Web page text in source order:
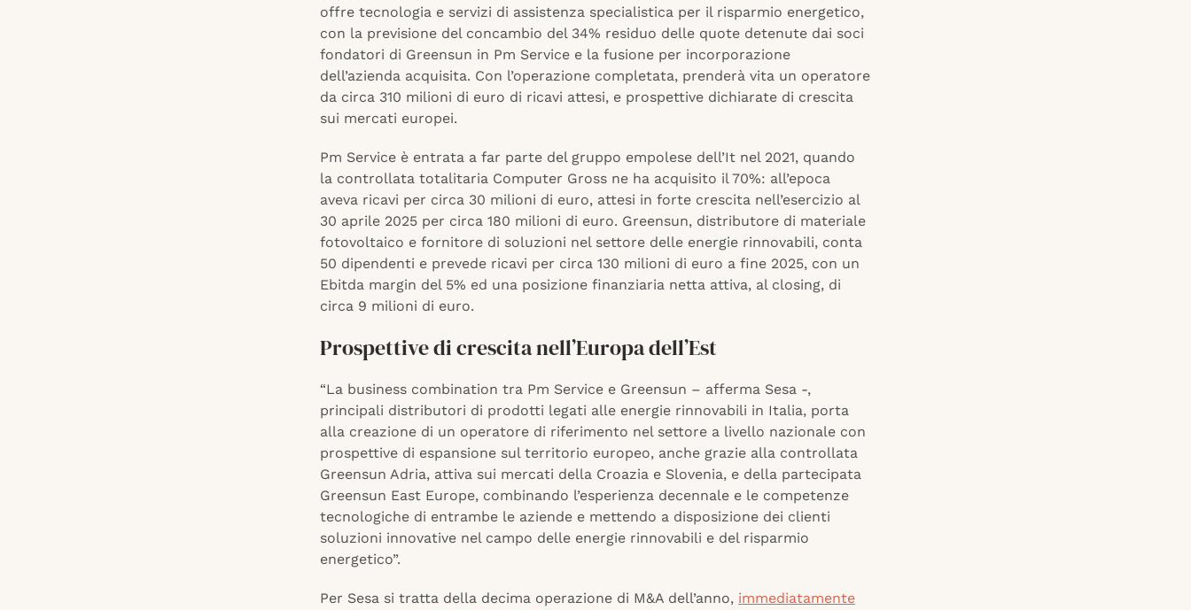
offre tecnologia e servizi di assistenza specialistica per il risparmio energetico,
con la previsione del concambio del 34% residuo delle quote detenute dai soci
fondatori di Greensun in Pm Service e la fusione per incorporazione
dell’azienda acquisita. Con l’operazione completata, prenderà vita un operatore
da circa 310 milioni di euro di ricavi attesi, e prospettive dichiarate di crescita
sui mercati europei.
Pm Service è entrata a far parte del gruppo empolese dell’It nel 2021, quando
la controllata totalitaria Computer Gross ne ha acquisito il 70%: all’epoca
aveva ricavi per circa 30 milioni di euro, attesi in forte crescita nell’esercizio al
30 aprile 2025 per circa 180 milioni di euro. Greensun, distributore di materiale
fotovoltaico e fornitore di soluzioni nel settore delle energie rinnovabili, conta
50 dipendenti e prevede ricavi per circa 130 milioni di euro a fine 2025, con un
Ebitda margin del 5% ed una posizione finanziaria netta attiva, al closing, di
circa 9 milioni di euro.
Prospettive di crescita nell’Europa dell’Est
“La business combination tra Pm Service e Greensun – afferma Sesa -,
principali distributori di prodotti legati alle energie rinnovabili in Italia, porta
alla creazione di un operatore di riferimento nel settore a livello nazionale con
prospettive di espansione sul territorio europeo, anche grazie alla controllata
Greensun Adria, attiva sui mercati della Croazia e Slovenia, e della partecipata
Greensun East Europe, combinando l’esperienza decennale e le competenze
tecnologiche di entrambe le aziende e mettendo a disposizione dei clienti
soluzioni innovative nel campo delle energie rinnovabili e del risparmio
energetico”.
Per Sesa si tratta della decima operazione di M&A dell’anno, immediatamente